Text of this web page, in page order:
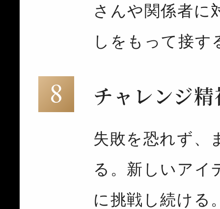
さんや関係者に
しをもって接す
チャレンジ
失敗を恐れず、
る。新しいアイ
に挑戦し続ける